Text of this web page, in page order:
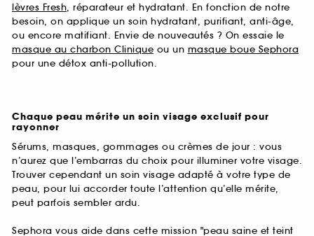
lèvres Fresh, réparateur et hydratant. En fonction de notre
besoin, on applique un soin hydratant, purifiant, anti-âge,
ou encore matifiant. Envie de nouveautés ? On essaie le
masque au charbon Clinique ou un masque boue Sephora
pour une détox anti-pollution.
Chaque peau mérite un soin visage exclusif pour
rayonner
Sérums, masques, gommages ou crèmes de jour : vous
n’aurez que l’embarras du choix pour illuminer votre visage.
Trouver cependant un soin visage adapté à votre type de
peau, pour lui accorder toute l’attention qu’elle mérite,
peut parfois sembler ardu.
Sephora vous aide dans cette mission "peau saine et teint